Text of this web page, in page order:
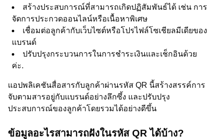
สร้างประสบการณ์ที่สามารถเกิดปฏิสัมพันธ์ได้ เช่น การ
จัดการประกวดออนไลน์หรือเนื้อหาพิเศษ
เชื่อมต่อลูกค้ากับเว็บไซต์หรือโปรไฟล์โซเชียลมีเดียของ
แบรนด์
ปรับปรุงกระบวนการในการชำระเงินและเช็กอินด้วย
ค่ะ.
แอปพลิเคชันสื่อสารกับลูกค้าผ่านรหัส QR นี้สร้างสรรค์การ
จับตามสารอยู่กับแบรนด์อย่างลึกซึ้ง และปรับปรุง
ประสบการณ์ของลูกค้าโดยรวมได้อย่างดีขึ้น
ข้อมูลอะไรสามารถฝังในรหัส QR ได้บ้าง?